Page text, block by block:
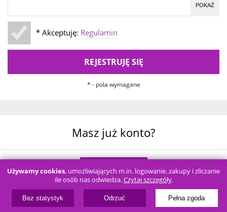
POKAŻ
* Akceptuję: Regulamin
REJESTRUJĘ SIĘ
* - pola wymagane
Masz już konto?
LOGOWANIE
Używamy cookies, umożliwiających m.in. logowanie, zakupy i zliczanie
ile osób nas odwiedza.Czytaj szczegóły.
Bez statystyk Odrzuć Pełna zgoda